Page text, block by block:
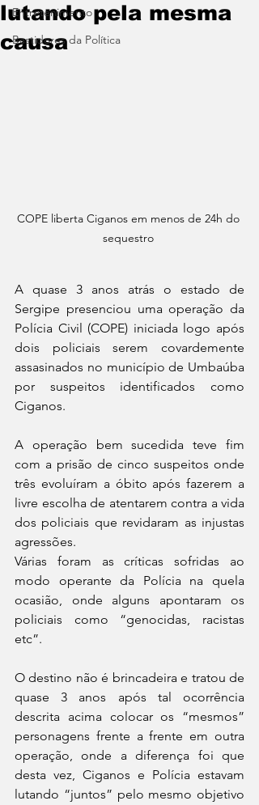
Entretenimento
Bastidores da Política
lutando pela mesma
causa
COPE liberta Ciganos em menos de 24h do
sequestro
A quase 3 anos atrás o estado de
Sergipe presenciou uma operação da
Polícia Civil (COPE) iniciada logo após
dois policiais serem covardemente
assasinados no município de Umbaúba
por suspeitos identificados como
Ciganos.
A operação bem sucedida teve fim
com a prisão de cinco suspeitos onde
três evoluíram a óbito após fazerem a
livre escolha de atentarem contra a vida
dos policiais que revidaram as injustas
agressões.
Várias foram as críticas sofridas ao
modo operante da Polícia na quela
ocasião, onde alguns apontaram os
policiais como “genocidas, racistas
etc”.
O destino não é brincadeira e tratou de
quase 3 anos após tal ocorrência
descrita acima colocar os “mesmos”
personagens frente a frente em outra
operação, onde a diferença foi que
desta vez, Ciganos e Polícia estavam
lutando “juntos” pelo mesmo objetivo